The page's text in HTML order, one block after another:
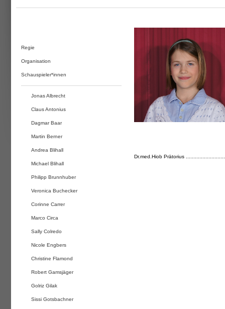
Regie
Organisation
Schauspieler*innen
Jonas Albrecht
Claus Antonius
Dagmar Baar
Martin Berner
Andrea Blihall
Michael Blihall
Philipp Brunnhuber
Veronica Buchecker
Corinne Carrer
Marco Circa
Sally Colredo
Nicole Engbers
Christine Flamond
Robert Gamsjäger
Golriz Gilak
Sissi Gotsbachner
Dr.med.Hiob Prätorius